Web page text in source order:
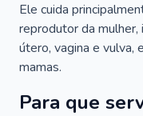
Ele cuida
reprodutor da mulher,
útero, vagina e vulva,
mamas.
Para que